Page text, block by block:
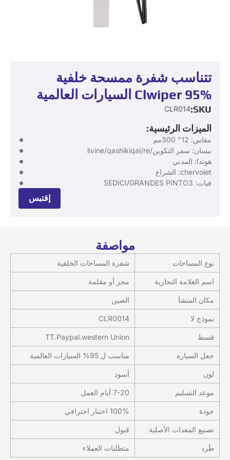
تتناسب شفرة ممسحة خلفية
Clwiper 95% السيارات العالمية
SKU:
CLR014
الميزات الرئيسية:
مقاس: 12" 300مم
نيسان: سفر التكوين/livine/qashikiqai/re
هوندا: المدني
chervolet: الشراع
فيات: SEDICI/GRANDES PINTO3
إقتبس
مواصفة
نوع المساحات شفرة المساحات الخلفية
اسم العلامة التجارية مجز أو مقلمة
مكان المنشأ الصين
نموذج لا CLR0014
قسط TT.Paypal.western Union
جعل السيارة مناسب ل 95% السيارات العالمية
لون أسود
موعد التسليم 7-20 أيام العمل
جودة 100% اختبار احترافي
تصنيع المعدات الأصلية قبول
طَرد متطلبات العملاء